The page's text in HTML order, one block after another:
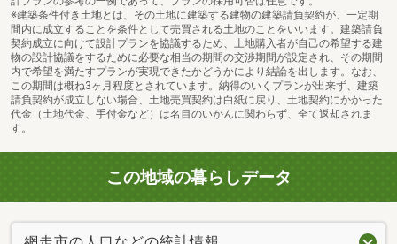
※建築条件付き土地とは、その土地に建築する建物の建築請負契約が、一定期
間内に成立することを条件として売買される土地のことをいいます。建築請負
契約成立に向けて設計プランを協議するため、土地購入者が自己の希望する建
物の設計協議をするために必要な相当の期間の交渉期間が設定され、その期間
内で希望を満たすプランが実現できたかどうかにより結論を出します。なお、
この期間は概ね3ヶ月程度とされています。納得のいくプランが出来ず、建築
請負契約が成立しない場合、土地売買契約は白紙に戻り、土地契約にかかった
代金（土地代金、手付金など）は名目のいかんに関わらず、全て返却されま
す。
この地域の暮らしデータ